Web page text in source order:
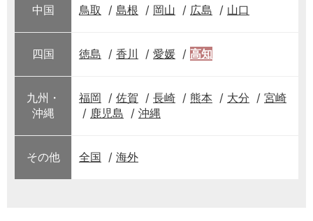
中国 鳥取 島根 岡山 広島 山口
四国 徳島 香川 愛媛 高知
九州・
沖縄
福岡 佐賀 長崎 熊本 大分
宮崎
鹿児島
沖縄
その他 全国 海外